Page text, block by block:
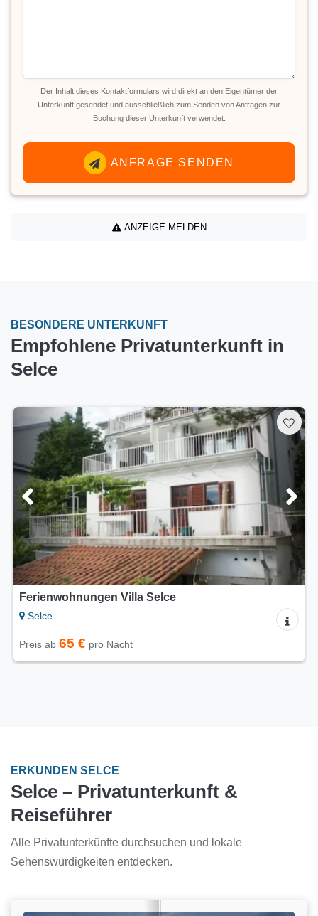
Der Inhalt dieses Kontaktformulars wird direkt an den Eigentümer der
Unterkunft gesendet und ausschließlich zum Senden von Anfragen zur
Buchung dieser Unterkunft verwendet.
ANFRAGE SENDEN
ANZEIGE MELDEN
BESONDERE UNTERKUNFT
Empfohlene Privatunterkunft in
Selce
Ferienwohnungen Villa Selce
Selce
Preis ab 65 € pro Nacht
ERKUNDEN SELCE
Selce – Privatunterkunft &
Reiseführer
Alle Privatunterkünfte durchsuchen und lokale
Sehenswürdigkeiten entdecken.